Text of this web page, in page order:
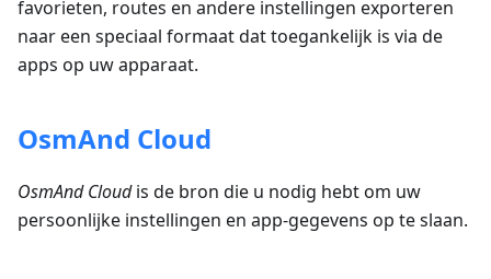
favorieten, routes en andere instellingen exporteren
naar een speciaal formaat dat toegankelijk is via de
apps op uw apparaat.
OsmAnd Cloud
OsmAnd Cloudis de bron die u nodig hebt om uw
persoonlijke instellingen en app-gegevens op te slaan.